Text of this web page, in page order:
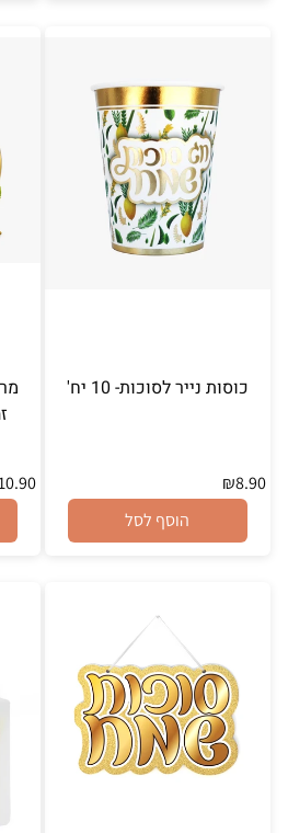
כוסות נייר לסוכות- 10 יח'
₪8.90
הוסף לסל